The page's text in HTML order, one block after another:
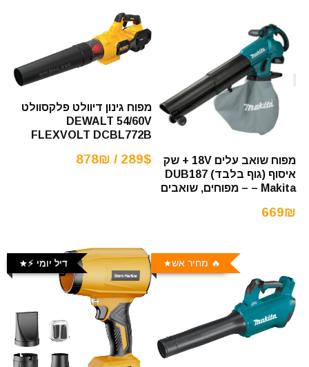
מפוח שואב עלים 18V + שק
איסוף (גוף בלבד) DUB187
Makita – – מפוחים, שואבים
669₪
מפוח גינון דיוולט פלקסוולט
DEWALT 54/60V
FLEXVOLT DCBL772B
289$ / 878₪
🔥 מחיר אש דיל יומי ⚡️